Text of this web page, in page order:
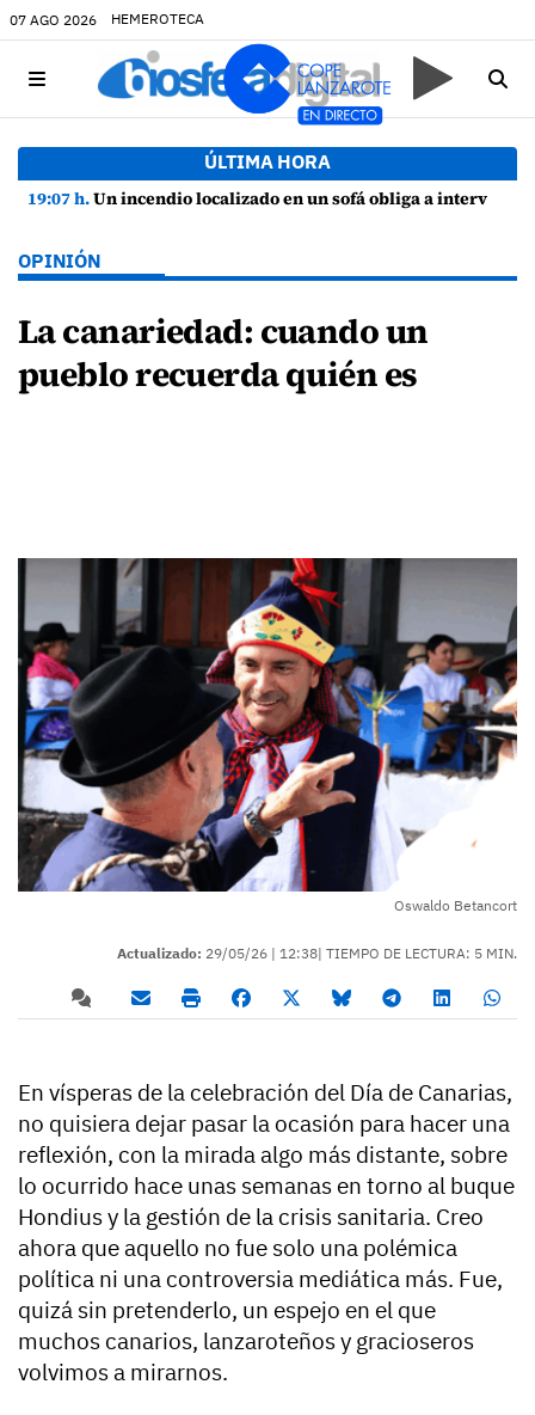
07 AGO 2026 HEMEROTECA
ÚLTIMA HORA
19:07 h.Un incendio localizado en un sofá obliga a intervenir en una vivienda de Playa Honda
OPINIÓN
La canariedad: cuando un
pueblo recuerda quién es
Oswaldo Betancort
Actualizado: 29/05/26 | 12:38| TIEMPO DE LECTURA: 5 MIN.
En vísperas de la celebración del Día de Canarias,
no quisiera dejar pasar la ocasión para hacer una
reflexión, con la mirada algo más distante, sobre
lo ocurrido hace unas semanas en torno al buque
Hondius y la gestión de la crisis sanitaria. Creo
ahora que aquello no fue solo una polémica
política ni una controversia mediática más. Fue,
quizá sin pretenderlo, un espejo en el que
muchos canarios, lanzaroteños y gracioseros
volvimos a mirarnos.